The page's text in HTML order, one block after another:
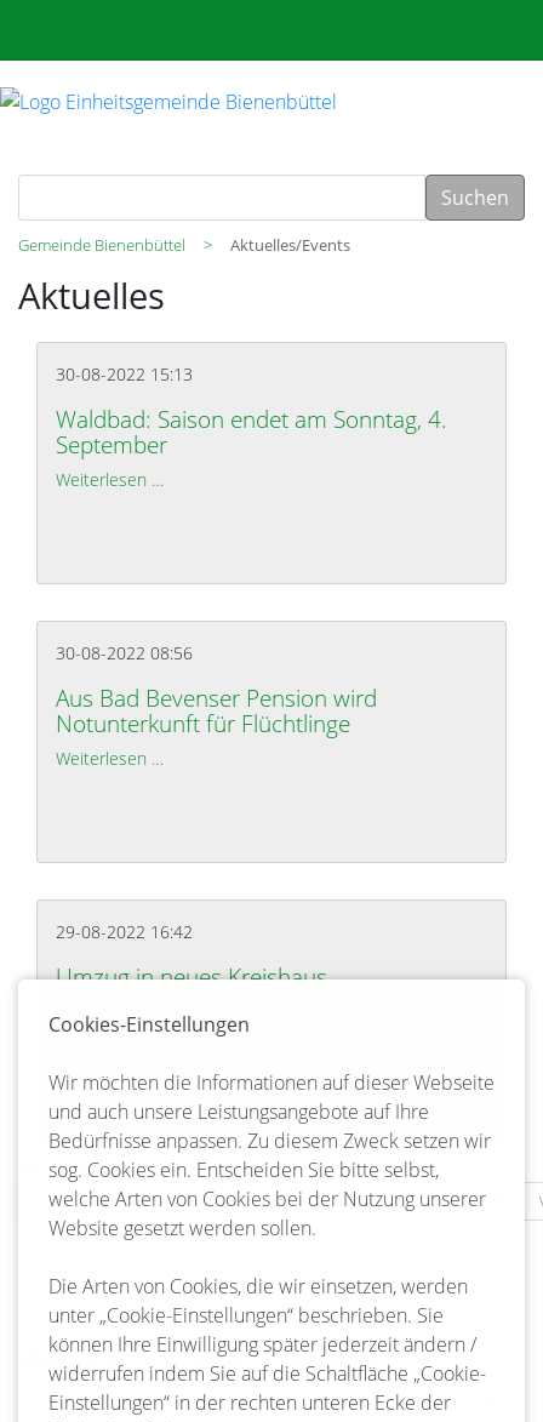
Suchen
Gemeinde Bienenbüttel Aktuelles/Events
Aktuelles
30-08-2022 15:13
Waldbad: Saison endet am Sonntag, 4.
September
Weiterlesen …
30-08-2022 08:56
Aus Bad Bevenser Pension wird
Notunterkunft für Flüchtlinge
Weiterlesen …
29-08-2022 16:42
Umzug in neues Kreishaus
Weiterlesen … Umzug in neues Kreishaus
Seite 177 von 217
Anfang
Zurück 174 175 176 177 178 179
Veranstaltungskalender
Hier ist ja richtig was los! Ja, die Bienenbütteler lieben ihre
Cookies-Einstellungen
Wir möchten die Informationen auf dieser Webseite
und auch unsere Leistungsangebote auf Ihre
Bedürfnisse anpassen. Zu diesem Zweck setzen wir
sog. Cookies ein. Entscheiden Sie bitte selbst,
welche Arten von Cookies bei der Nutzung unserer
Website gesetzt werden sollen.
Die Arten von Cookies, die wir einsetzen, werden
unter „Cookie-Einstellungen“ beschrieben. Sie
können Ihre Einwilligung später jederzeit ändern /
widerrufen indem Sie auf die Schaltfläche „Cookie-
Einstellungen“ in der rechten unteren Ecke der